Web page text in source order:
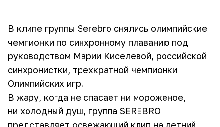
В клипе группы Serebro снялись олимпийские
чемпионки по синхронному плаванию под
руководством Марии Киселевой, российской
синхронистки, трехкратной чемпионки
Олимпийских игр.
В жару, когда не спасает ни мороженое,
ни холодный душ, группа SEREBRO
представляет освежающий клип на летний